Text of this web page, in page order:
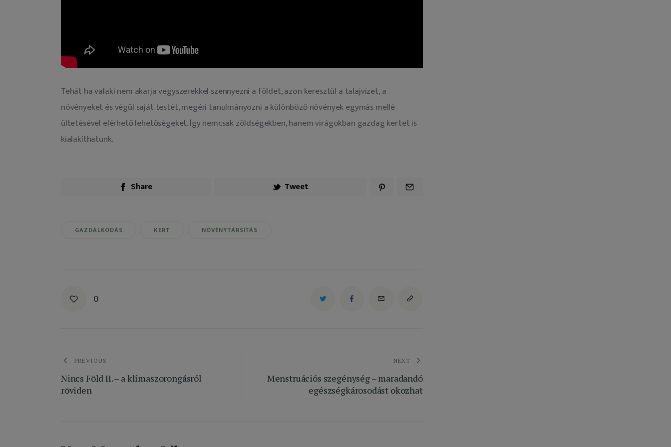
Tehát ha valaki nem akarja vegyszerekkel szennyezni a földet, azon keresztül a talajvizet, a
növényeket és végül saját testét, megéri tanulmányozni a különböző növények egymás mellé
ültetésével elérhető lehetőségeket. Így nemcsak zöldségekben, hanem virágokban gazdag kertet is
kialakíthatunk.
Share Tweet
GAZDÁLKODÁS KERT NÖVÉNYTÁRSÍTÁS
0
Bejegyzés
navigáció
PREVIOUS
Nincs Föld II. – a klímaszorongásról
röviden
NEXT
Menstruációs szegénység – maradandó
egészségkárosodást okozhat